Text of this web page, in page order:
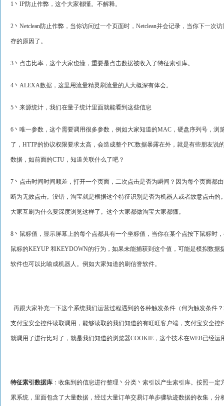
1丶IP防止作弊，这个大家都懂。不解释。
2丶Netclean防止作弊，当你访问过一个页面时，Netclean并会记录，当你下一
存的原因了。
3丶点击比率，这个大家也懂，重要是点击数据被收入了特征索引库。
4丶ALEXA数据，这里用流量精灵刷流量的人大概深有体会。
5丶来源统计，我们在量子统计里面就能看到这些信息
6丶唯一参数，这个需要调用很多参数，例如大家知道的MAC，硬盘序列号，
了，HTTP的协议权限要求太高，会造成整个PC数据暴露在外，就是有些朋友
数据，如前面的CTU，知道关联什么了吧？
7丶点击时间时间顺差，打开一个页面，二次点击是否为瞬间？因为每个页面都
断为无效点击。没错，淘宝就是根据这个特征识别是否为机器人或者故意点击
大家互刷为什么要深度浏览这样了。这个大家都做淘宝大家都懂。
8丶鼠标值，显示屏幕上的每个点都具有一个坐标值，当你在某个点按下鼠标时
鼠标的KEYUP 和KEYDOWN的行为，如果未能捕获到这个值，可能是模拟数
软件也可以比喻成机器人。例如大家知道的刷信誉软件。
再跟大家补充一下这个系统我们运营过程遇到的各种触发条件（何为触发条件
支付宝安全控件读取调用，能够读取的我们知道的有旺旺客户端，支付宝安全
就调用了进行比对了，就是我们知道的浏览器COOKIE，这个技术在WEB已经
特征索引数据库 ：收集到的信息进行整理丶分类丶索引以产生索引库。按照一
累系统，里面包含了大量数据，经过大量订单交易订单步骤轨迹数据的收集，